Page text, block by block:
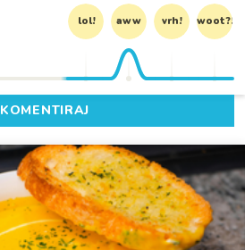
lol! aww vrh! woot?!
KOMENTIRAJ